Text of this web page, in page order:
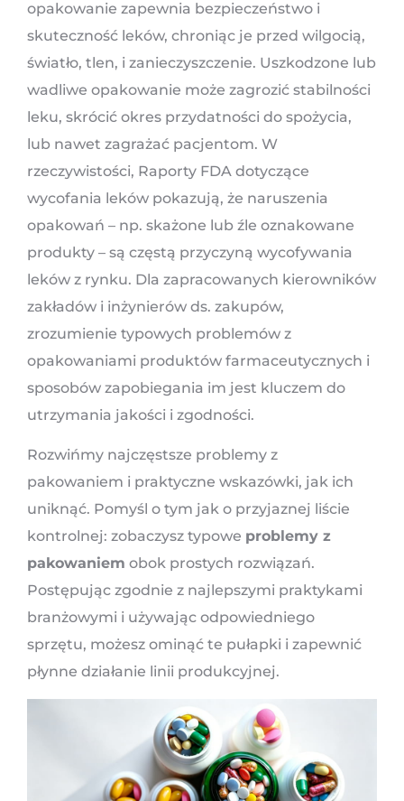
opakowanie zapewnia bezpieczeństwo i
skuteczność leków, chroniąc je przed wilgocią,
światło, tlen, i zanieczyszczenie. Uszkodzone lub
wadliwe opakowanie może zagrozić stabilności
leku, skrócić okres przydatności do spożycia,
lub nawet zagrażać pacjentom. W
rzeczywistości, Raporty FDA dotyczące
wycofania leków pokazują, że naruszenia
opakowań – np. skażone lub źle oznakowane
produkty – są częstą przyczyną wycofywania
leków z rynku. Dla zapracowanych kierowników
zakładów i inżynierów ds. zakupów,
zrozumienie typowych problemów z
opakowaniami produktów farmaceutycznych i
sposobów zapobiegania im jest kluczem do
utrzymania jakości i zgodności.
Rozwińmy najczęstsze problemy z
pakowaniem i praktyczne wskazówki, jak ich
uniknąć. Pomyśl o tym jak o przyjaznej liście
kontrolnej: zobaczysz typowe problemy z
pakowaniem obok prostych rozwiązań.
Postępując zgodnie z najlepszymi praktykami
branżowymi i używając odpowiedniego
sprzętu, możesz ominąć te pułapki i zapewnić
płynne działanie linii produkcyjnej.